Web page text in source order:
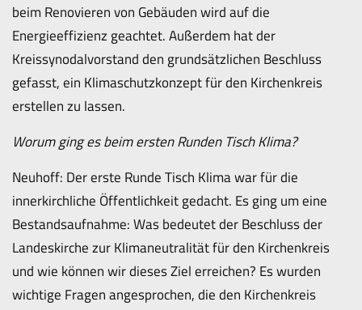
beim Renovieren von Gebäuden wird auf die
Energieeffizienz geachtet. Außerdem hat der
Kreissynodalvorstand den grundsätzlichen Beschluss
gefasst, ein Klimaschutzkonzept für den Kirchenkreis
erstellen zu lassen.
Worum ging es beim ersten Runden Tisch Klima?
Neuhoff: Der erste Runde Tisch Klima war für die
innerkirchliche Öffentlichkeit gedacht. Es ging um eine
Bestandsaufnahme: Was bedeutet der Beschluss der
Landeskirche zur Klimaneutralität für den Kirchenkreis
und wie können wir dieses Ziel erreichen? Es wurden
wichtige Fragen angesprochen, die den Kirchenkreis